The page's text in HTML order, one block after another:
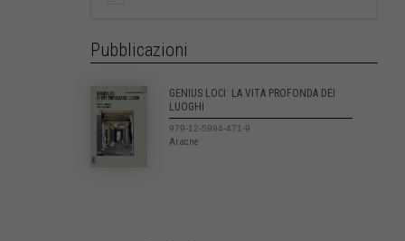
Pubblicazioni
GENIUS LOCI: LA VITA PROFONDA DEI
LUOGHI
979-12-5994-471-9
Aracne